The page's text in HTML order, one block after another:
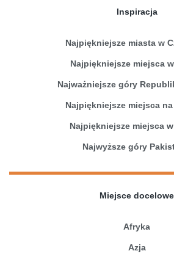
Inspiracja
Najpiękniejsze miasta w
Najpiękniejsze miejsca
Najważniejsze góry
Najpiękniejsze miejsca
Najpiękniejsze miejsca
Najwyższe góry
Miejsce docelowe
Afryka
Azja